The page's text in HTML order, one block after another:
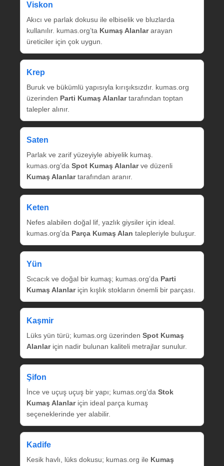
Viskon
Akıcı ve parlak dokusu ile elbiselik ve bluzlarda
kullanılır. kumas.org’ta Kumaş Alanlararayan
üreticiler için çok uygun.
Krep
Buruk ve bükümlü yapısıyla kırışıksızdır. kumas.org
üzerinden Parti Kumaş Alanlartarafından toptan
talepler alınır.
Saten
Parlak ve zarif yüzeyiyle abiyelik kumaş.
kumas.org’da Spot Kumaş Alanlarve düzenli
Kumaş Alanlartarafından aranır.
Keten
Nefes alabilen doğal lif, yazlık giysiler için ideal.
kumas.org’da Parça Kumaş Alan talepleriyle buluşur.
Yün
Sıcacık ve doğal bir kumaş; kumas.org’da Parti
Kumaş Alanlariçin kışlık stokların önemli bir parçası.
Kaşmir
Lüks yün türü; kumas.org üzerinden Spot Kumaş
Alanlariçin nadir bulunan kaliteli metrajlar sunulur.
Şifon
İnce ve uçuş uçuş bir yapı; kumas.org’da Stok
Kumaş Alanlariçin ideal parça kumaş
seçeneklerinde yer alabilir.
Kadife
Kesik havlı, lüks dokusu; kumas.org ile Kumaş